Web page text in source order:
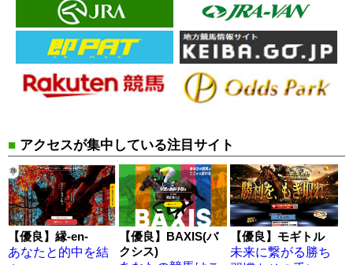
■ アクセスが集中している注目サイト
【優良】縁-en-
あなたと的中を結
【優良】BAXIS(バ
クシス)
【優良】モギトル
未来に繋がる勝ち